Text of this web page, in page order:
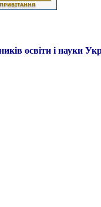
освіти і науки